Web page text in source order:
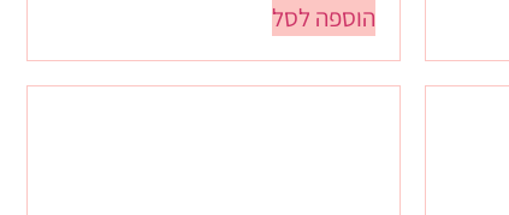
הוספה לסל